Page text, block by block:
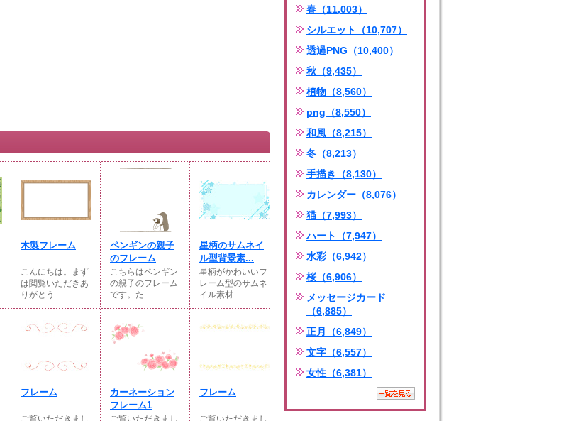
木製フレーム
こんにちは。まず
は閲覧いただきあ
りがとう...
ペンギンの親子
のフレーム
こちらはペンギン
の親子のフレーム
です。た...
星柄のサムネイ
ル型背景素...
星柄がかわいいフ
レーム型のサムネ
イル素材...
フレーム
ご覧いただきまし
カーネーション
フレーム1
ご覧いただきまし
フレーム
ご覧いただきまし
春（11,003）
シルエット（10,707）
透過PNG（10,400）
秋（9,435）
植物（8,560）
png（8,550）
和風（8,215）
冬（8,213）
手描き（8,130）
カレンダー（8,076）
猫（7,993）
ハート（7,947）
水彩（6,942）
桜（6,906）
メッセージカード
（6,885）
正月（6,849）
文字（6,557）
女性（6,381）